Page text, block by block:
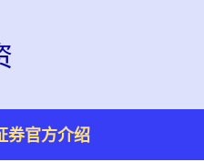
券官方介绍